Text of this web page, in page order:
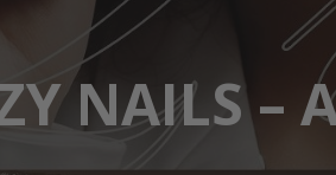
NAILS